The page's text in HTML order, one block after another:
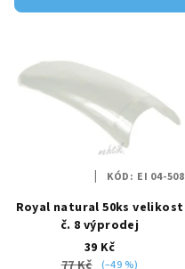
r
up
oRoyal natural 50ks velikost
č. 8 výprodej
39 Kč
(–49 %)
KÓD: EI 04-508